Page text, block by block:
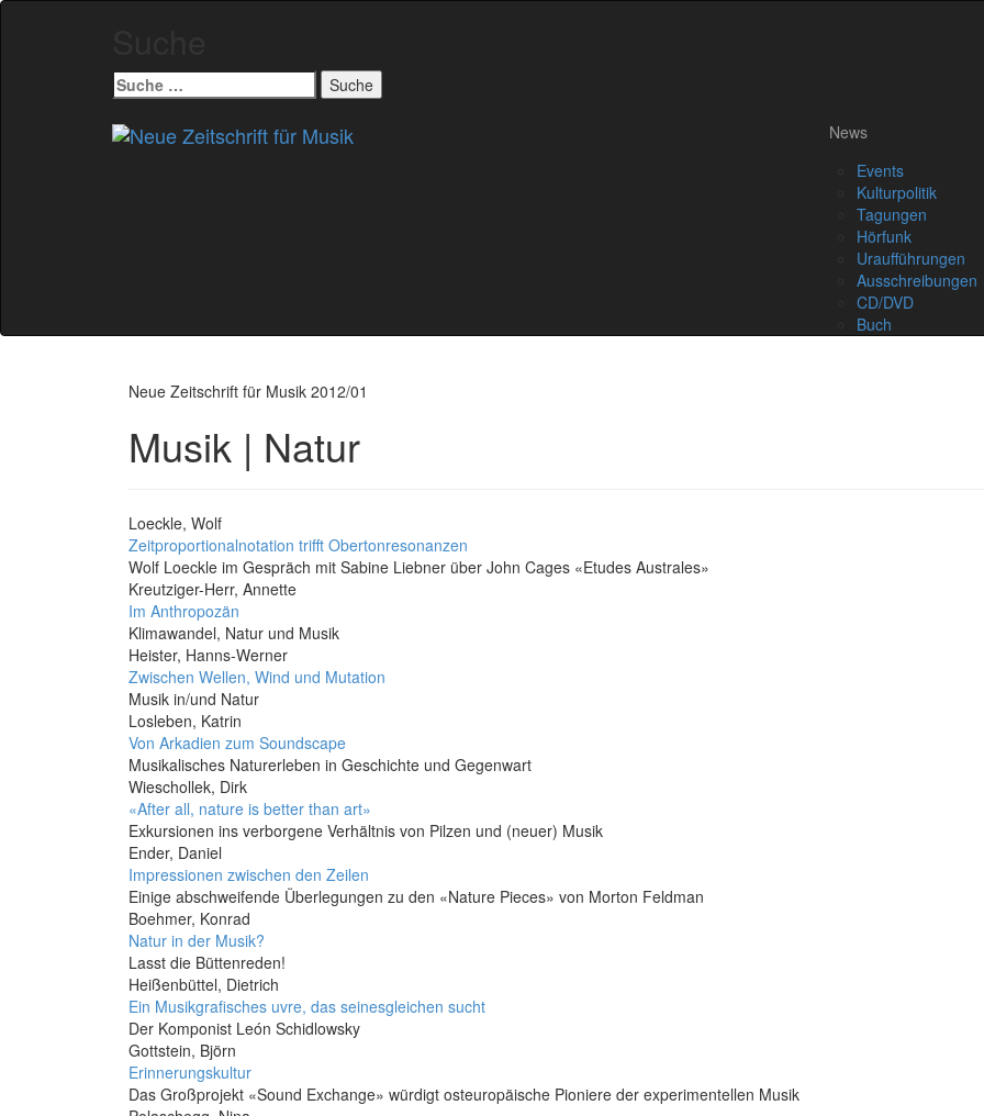
Suche
nach:
News
Events
Kulturpolitik
Tagungen
Hörfunk
Uraufführungen
Ausschreibungen
CD/DVD
Buch
Neue Zeitschrift für Musik 2012/01
Musik | Natur
Loeckle, Wolf
Zeitproportionalnotation trifft Obertonresonanzen
Wolf Loeckle im Gespräch mit Sabine Liebner über John Cages «Etudes Australes»
Kreutziger-Herr, Annette
Im Anthropozän
Klimawandel, Natur und Musik
Heister, Hanns-Werner
Zwischen Wellen, Wind und Mutation
Musik in/und Natur
Losleben, Katrin
Von Arkadien zum Soundscape
Musikalisches Naturerleben in Geschichte und Gegenwart
Wieschollek, Dirk
«After all, nature is better than art»
Exkursionen ins verborgene Verhältnis von Pilzen und (neuer) Musik
Ender, Daniel
Impressionen zwischen den Zeilen
Einige abschweifende Überlegungen zu den «Nature Pieces» von Morton Feldman
Boehmer, Konrad
Natur in der Musik?
Lasst die Büttenreden!
Heißenbüttel, Dietrich
Ein Musikgrafisches uvre, das seinesgleichen sucht
Der Komponist León Schidlowsky
Gottstein, Björn
Erinnerungskultur
Das Großprojekt «Sound Exchange» würdigt osteuropäische Pioniere der experimentellen Musik